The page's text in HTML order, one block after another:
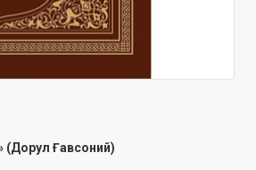
(Дорул Ғавсоний)